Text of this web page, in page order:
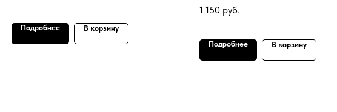
Подробнее В корзину
1 150 руб.
Подробнее В корзину